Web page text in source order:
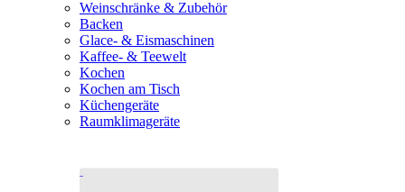
Weinschränke & Zubehör
Backen
Glace- & Eismaschinen
Kaffee- & Teewelt
Kochen
Kochen am Tisch
Küchengeräte
Raumklimageräte